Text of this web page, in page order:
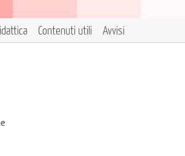
Contenuti utili Avvisi